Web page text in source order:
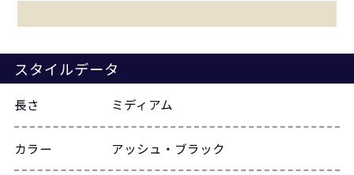
スタイルデータ
長さ ミディアム
カラー アッシュ・ブラック